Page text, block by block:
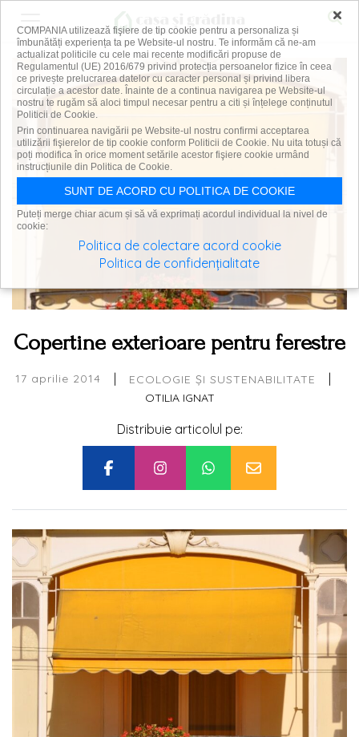
Copertine exterioare pentru ferestre
17 aprilie 2014 | ECOLOGIE ȘI SUSTENABILITATE |
OTILIA IGNAT
Distribuie articolul pe:
×
COMPANIA utilizează fişiere de tip cookie pentru a personaliza și
îmbunătăți experiența ta pe Website-ul nostru. Te informăm că ne-am
actualizat politicile cu cele mai recente modificări propuse de
Regulamentul (UE) 2016/679 privind protecția persoanelor fizice în ceea
ce privește prelucrarea datelor cu caracter personal și privind libera
circulație a acestor date. Înainte de a continua navigarea pe Website-ul
nostru te rugăm să aloci timpul necesar pentru a citi și înțelege conținutul
Politicii de Cookie.
Prin continuarea navigării pe Website-ul nostru confirmi acceptarea
utilizării fişierelor de tip cookie conform Politicii de Cookie. Nu uita totuși că
poți modifica în orice moment setările acestor fişiere cookie urmând
instrucțiunile din Politica de Cookie.
SUNT DE ACORD CU POLITICA DE COOKIE
Puteți merge chiar acum și să vă exprimați acordul individual la nivel de
cookie:
Politica de colectare acord cookie
Politica de confidențialitate